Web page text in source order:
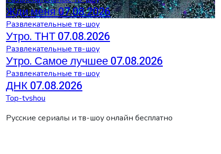
Жди меня 07.08.2026
Развлекательные тв-шоу
Утро. ТНТ 07.08.2026
Развлекательные тв-шоу
Утро. Самое лучшее 07.08.2026
Развлекательные тв-шоу
ДНК 07.08.2026
Top-tvshou
Русские сериалы и тв-шоу онлайн бесплатно